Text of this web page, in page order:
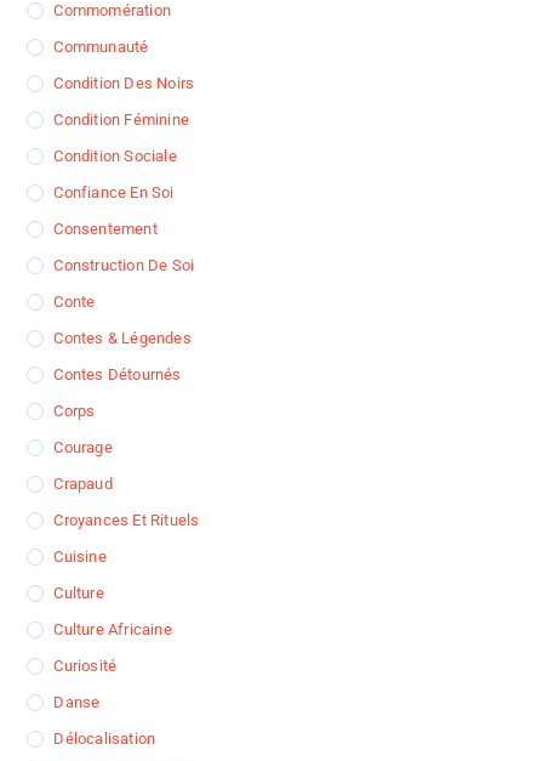
Commomération
Communauté
Condition Des Noirs
Condition Féminine
Condition Sociale
Confiance En Soi
Consentement
Construction De Soi
Conte
Contes & Légendes
Contes Détournés
Corps
Courage
Crapaud
Croyances Et Rituels
Cuisine
Culture
Culture Africaine
Curiosité
Danse
Délocalisation